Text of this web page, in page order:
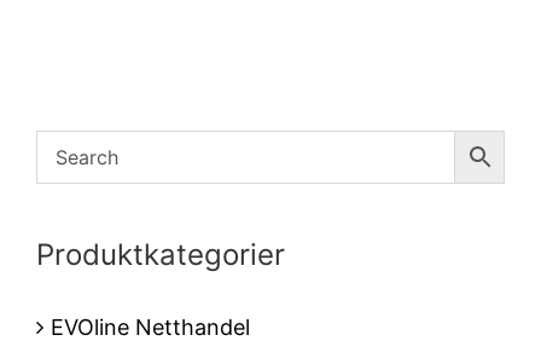
Produktkategorier
EVOline Netthandel